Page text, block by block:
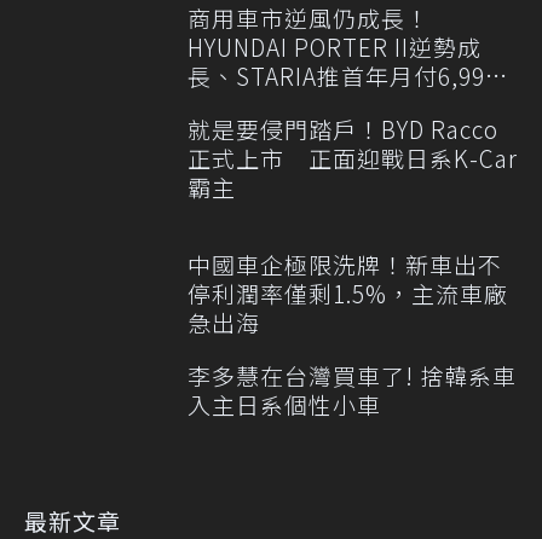
商用車市逆風仍成長！
HYUNDAI PORTER II逆勢成
長、STARIA推首年月付6,999
就是要侵門踏戶！BYD Racco
正式上市 正面迎戰日系K-Car
霸主
中國車企極限洗牌！新車出不
停利潤率僅剩1.5%，主流車廠
急出海
李多慧在台灣買車了! 捨韓系車
入主日系個性小車
最新文章